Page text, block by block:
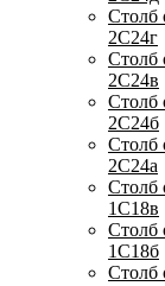
Столб
2С24г
Столб
2С24в
Столб
2С24б
Столб
2С24а
Столб
1С18в
Столб
1С18б
Столб